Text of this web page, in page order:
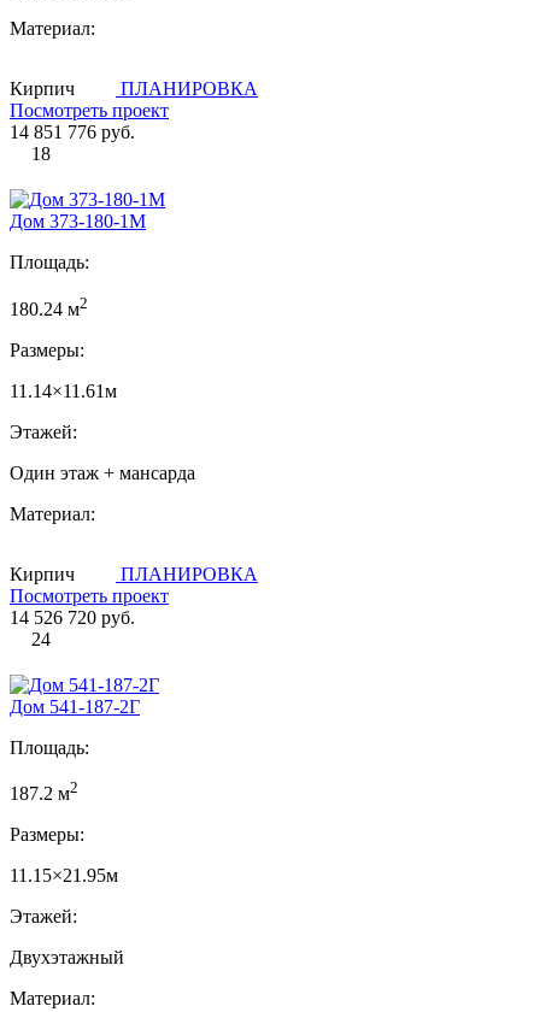
Материал:
Кирпич
ПЛАНИРОВКА
Посмотреть проект
14 851 776 руб.
18
Дом 373-180-1М
Площадь:
180.24 м2
Размеры:
11.14×11.61м
Этажей:
Один этаж + мансарда
Материал:
Кирпич
ПЛАНИРОВКА
Посмотреть проект
14 526 720 руб.
24
Дом 541-187-2Г
Площадь:
187.2 м2
Размеры:
11.15×21.95м
Этажей:
Двухэтажный
Материал: